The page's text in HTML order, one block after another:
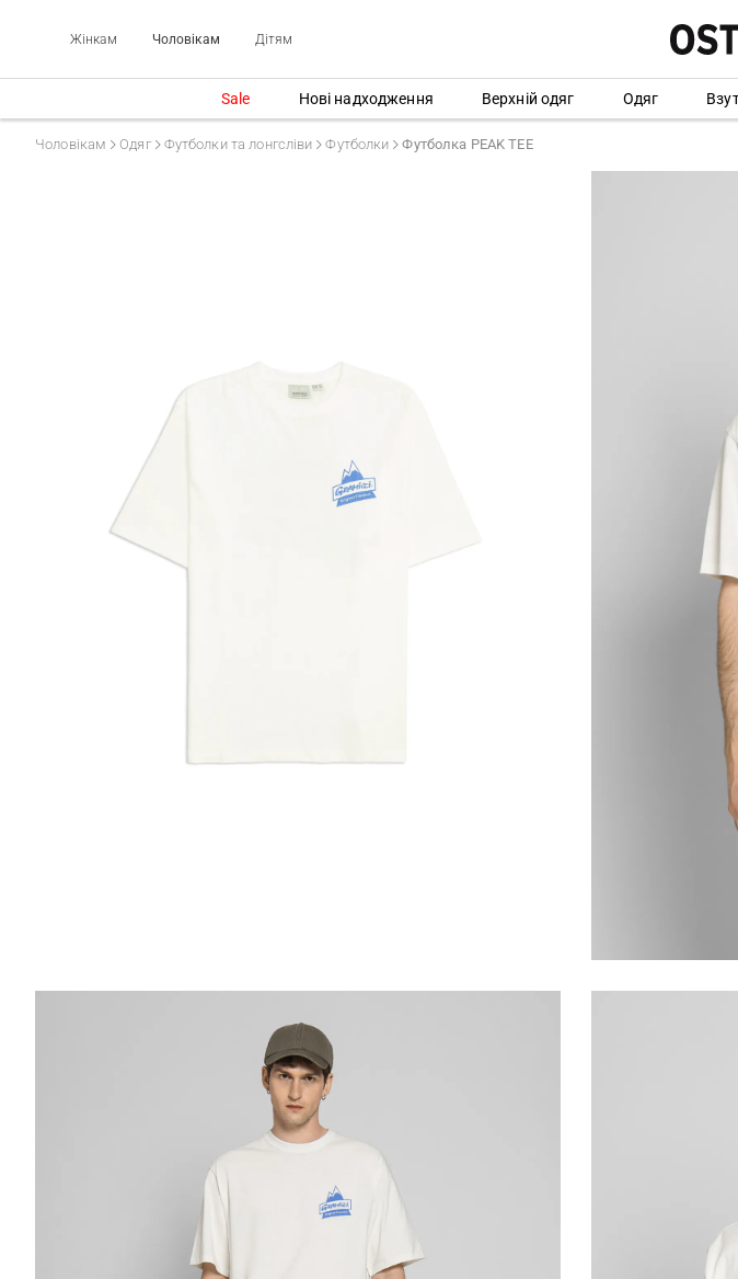
Жінкам Чоловікам Дітям
Sale Нові надходження Верхній одяг Одяг
Чоловікам Одяг Футболки та лонгсліви Футболки Футболка PEAK TEE